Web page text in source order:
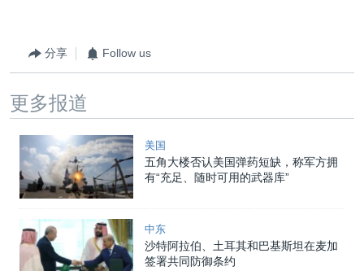
分享 Follow us
更多报道
美国
五角大楼否认美国弹药短缺，称军方拥
有“充足、随时可用的武器库”
中东
沙特阿拉伯、土耳其和巴基斯坦在麦加
签署共同防御条约